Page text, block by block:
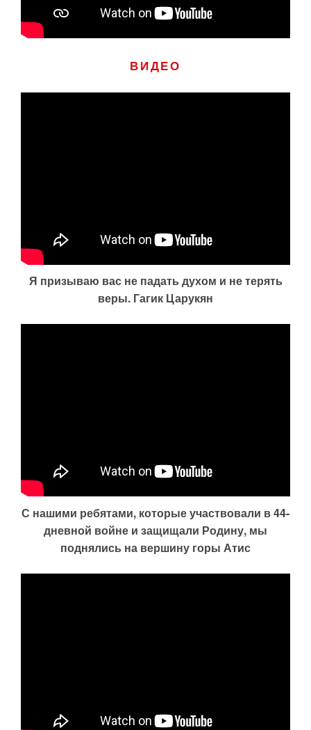
ВИДЕО
Я призываю вас не падать духом и не терять
веры. Гагик Царукян
С нашими ребятами, которые участвовали в 44-
дневной войне и защищали Родину, мы
поднялись на вершину горы Атис